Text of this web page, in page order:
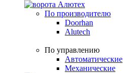
По производителю
Doorhan
Alutech
По управлению
Автоматические
Механические